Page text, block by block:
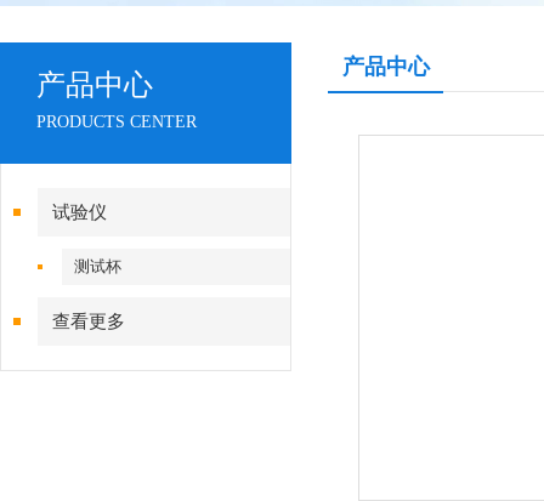
产品中心
PRODUCTS CENTER
试验仪
测试杯
查看更多
产品中心